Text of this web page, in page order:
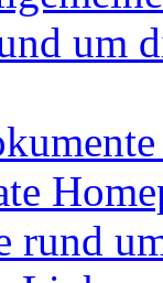
um
rund